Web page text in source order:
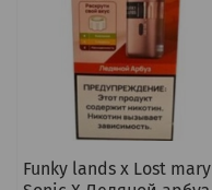
Funky lands x Lost mary